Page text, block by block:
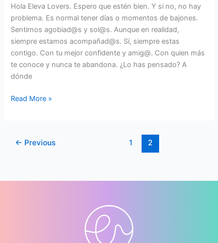
Hola Eleva Lovers. Espero que estén bien. Y si no, no hay
problema. Es normal tener días o momentos de bajones.
Sentirnos agobiad@s y sol@s. Aunque en realidad,
siempre estamos acompañad@s. Sí, siempre estas
contigo. Con tu mejor confidente y amig@. Con quien más
te conoce y nunca te abandona. ¿Lo has pensado? A
dónde
Read More »
← Previous 1 2